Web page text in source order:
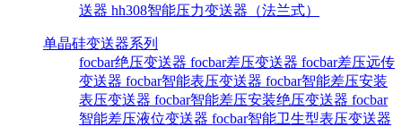
送器 hh308智能压力变送器（法兰式）
单晶硅变送器系列
focbar绝压变送器 focbar差压变送器 focbar差压远传
变送器 focbar智能表压变送器 focbar智能差压安装
表压变送器 focbar智能差压安装绝压变送器 focbar
智能差压液位变送器 focbar智能卫生型表压变送器